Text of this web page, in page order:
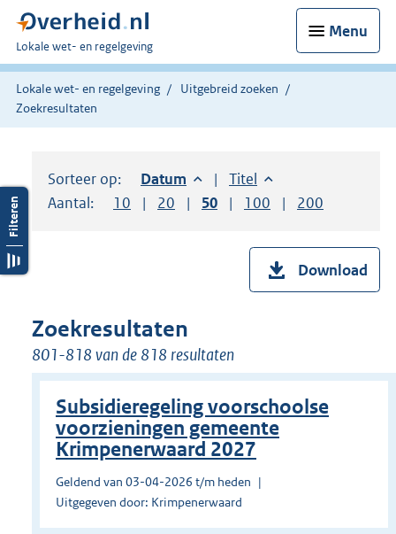
Menu
U
bent
hier:
Lokale wet- en regelgeving
Lokale wet- en regelgeving
Uitgebreid zoeken
Zoekresultaten
Sorteer op: Sorteer op:
Datum aflopendSorteer op:
Titel oplopend
Aantal:
Toon
10 resultaten per pagina
Toon
20 resultaten per pagina
Toon
50 resultaten per pagina
Toon
100 resultaten per
Toon
200
Download
Zoekresultaten
801-818 van de 818 resultaten
Subsidieregeling voorschoolse
voorzieningen gemeente
Krimpenerwaard 2027
Geldend van 03-04-2026 t/m heden
Uitgegeven door: Krimpenerwaard